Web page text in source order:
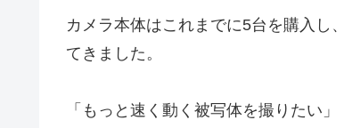
カメラ本体はこれまでに5台を購入し
てきました。
「もっと速く動く被写体を撮りたい